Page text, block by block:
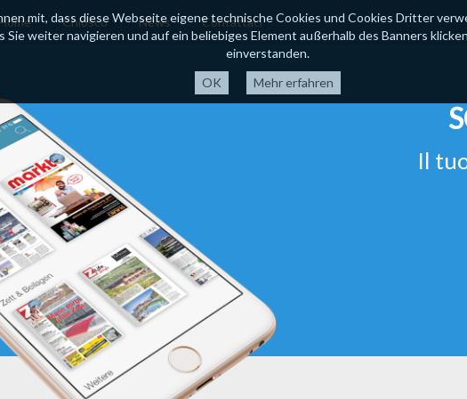
Chiosco News Contattaci
Il
mit, dass diese Webseite eigene technische Cookies und Cookies Dritter
weiter navigieren und auf ein beliebiges Element außerhalb des Banners
einverstanden.
Mehr erfahren